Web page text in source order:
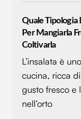
Quale Tipologia
Per Mangiarla
Coltivarla
L’insalata è
cucina, ricca
gusto fresco e
nell’orto